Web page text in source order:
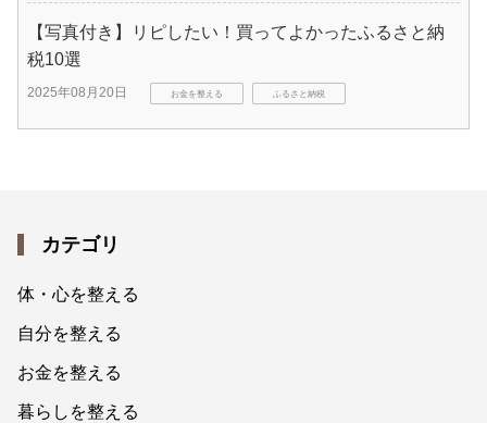
【写真付き】リピしたい！買ってよかったふるさと納
税10選
2025年08月20日 お金を整える ふるさと納税
カテゴリ
体・心を整える
自分を整える
お金を整える
暮らしを整える